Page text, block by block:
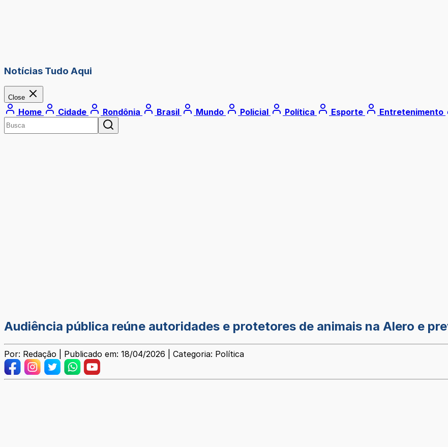
Notícias Tudo Aqui
Close
Home Cidade Rondônia Brasil Mundo Policial Política Esporte Entretenimento
Audiência pública reúne autoridades e protetores de animais na Alero e
Por: Redação | Publicado em: 18/04/2026 | Categoria: Política